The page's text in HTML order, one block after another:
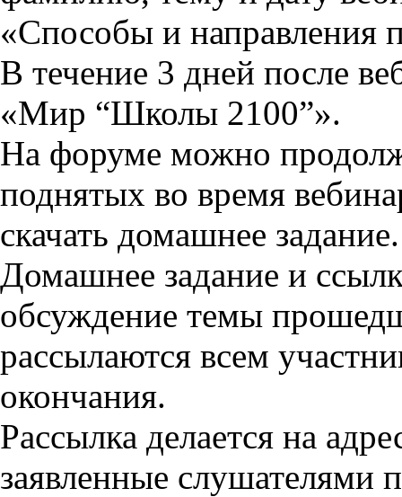
«Способы и
В течение 3 дней после
«Мир “Школы 2100”».
На форуме можно
поднятых во время
скачать домашнее задание.
Домашнее задание и
обсуждение темы
рассылаются всем
окончания.
Рассылка делается на
заявленные слушателями